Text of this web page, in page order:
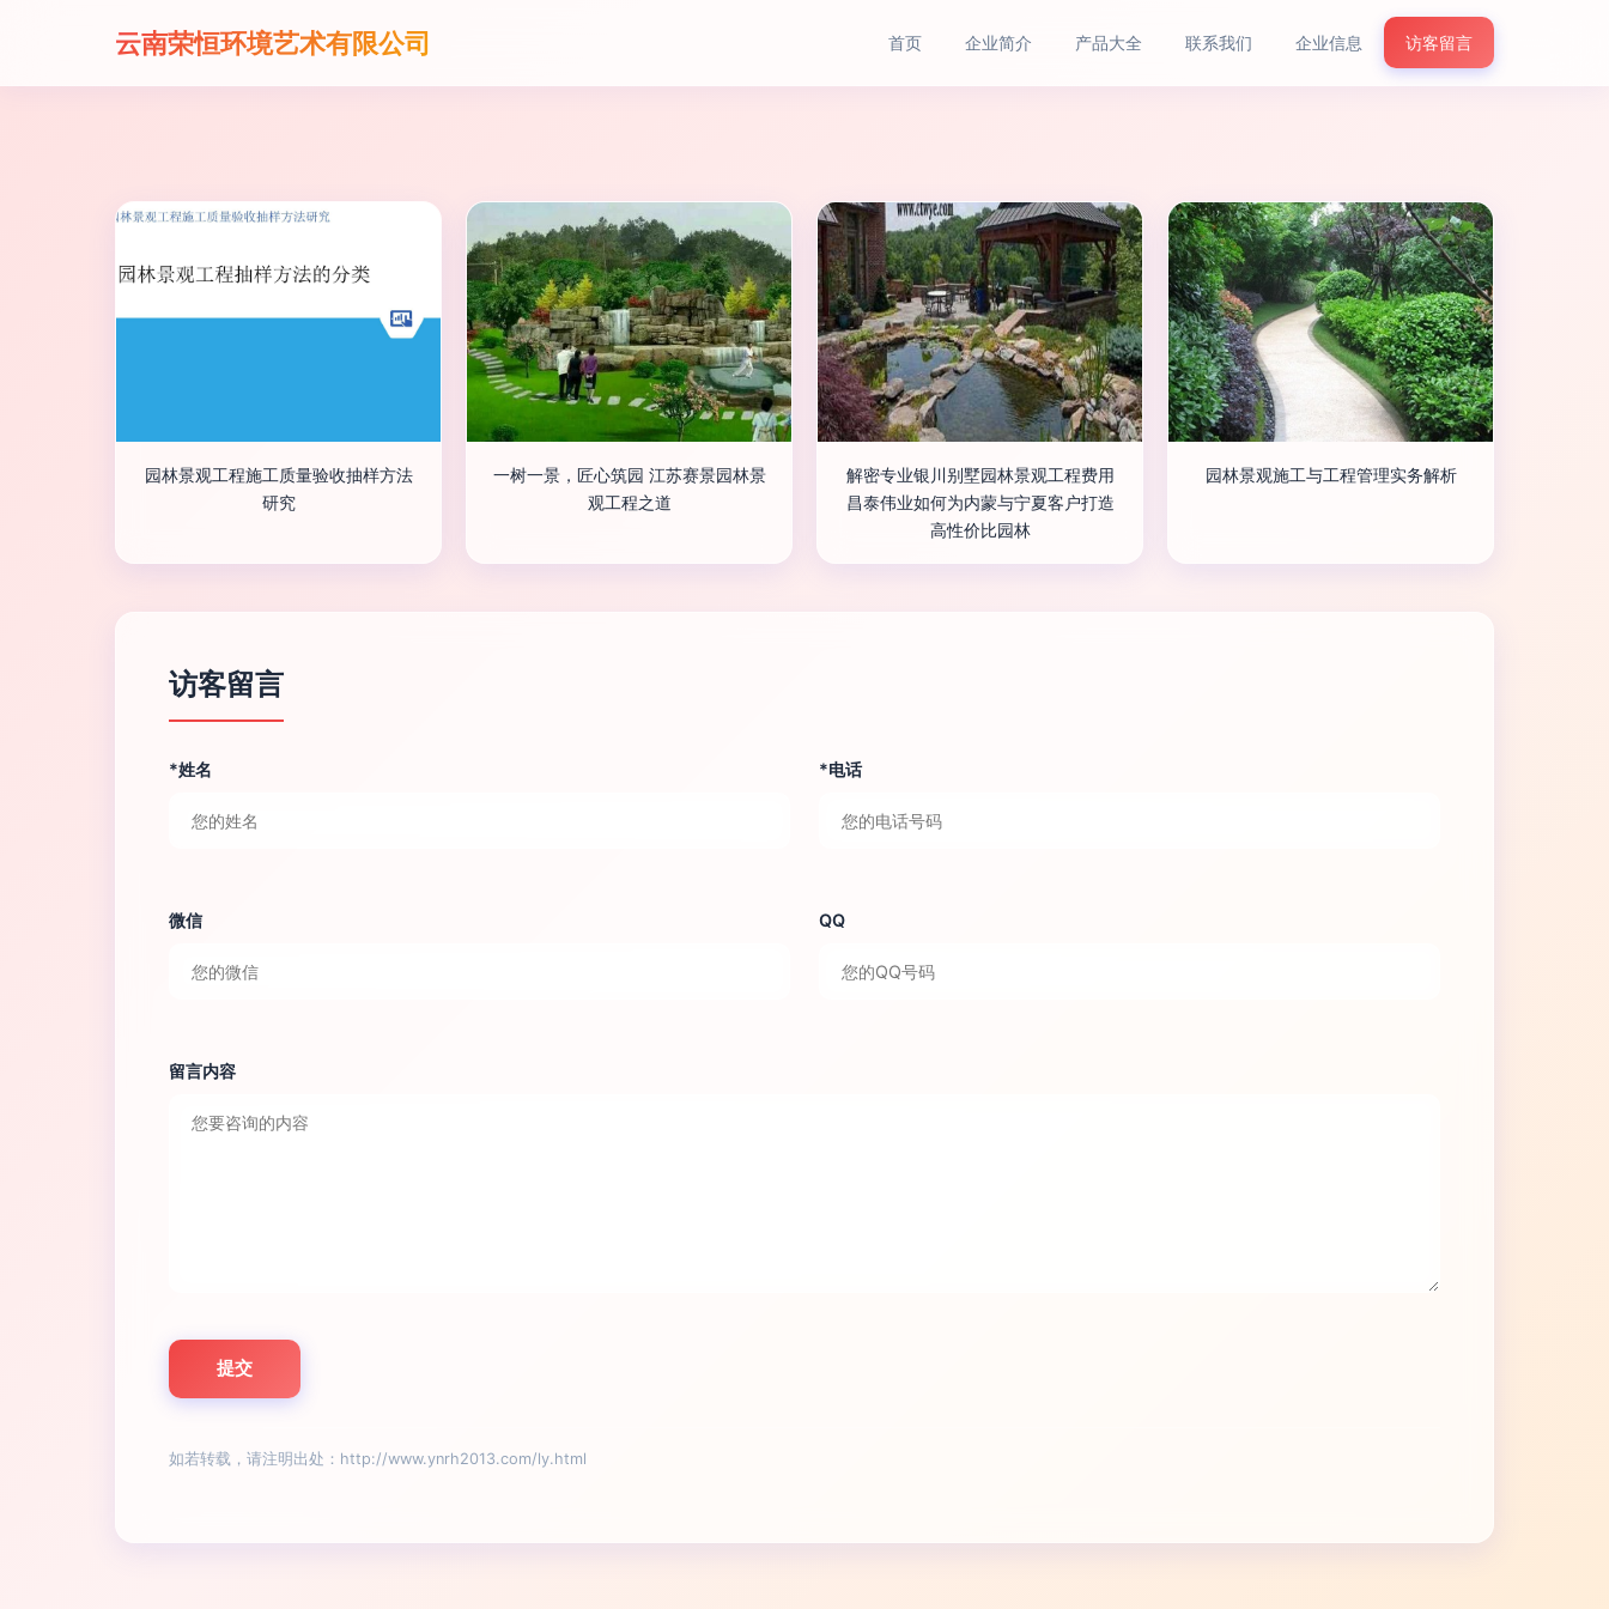
云南荣恒环境艺术有限公司 首页 企业简介 产品大全 联系我们 企业信息 访客留言
园林景观工程施工质量验收抽样方法
研究
一树一景，匠心筑园 江苏赛景园林景
观工程之道
解密专业银川别墅园林景观工程费用
昌泰伟业如何为内蒙与宁夏客户打造
高性价比园林
园林景观施工与工程管理实务解析
访客留言
*姓名 *电话
微信 QQ
留言内容
如若转载，请注明出处：http://www.ynrh2013.com/ly.html